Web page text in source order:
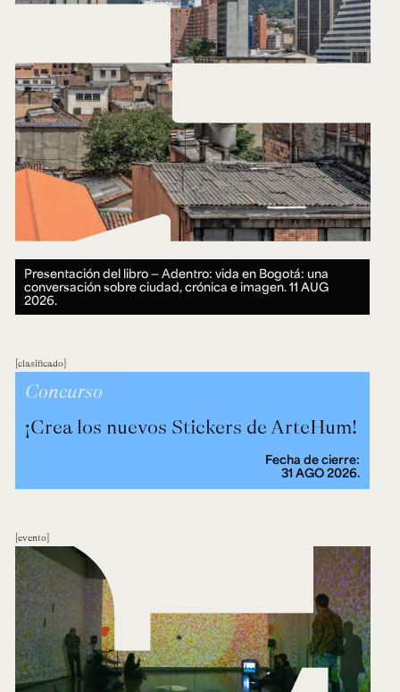
Presentación del libro — Adentro: vida en Bogotá: una
conversación sobre ciudad, crónica e imagen.11 AUG
2026.
clasificado
Concurso
¡Crea los nuevos Stickers de ArteHum!
Fecha de cierre:
31 AGO 2026.
evento